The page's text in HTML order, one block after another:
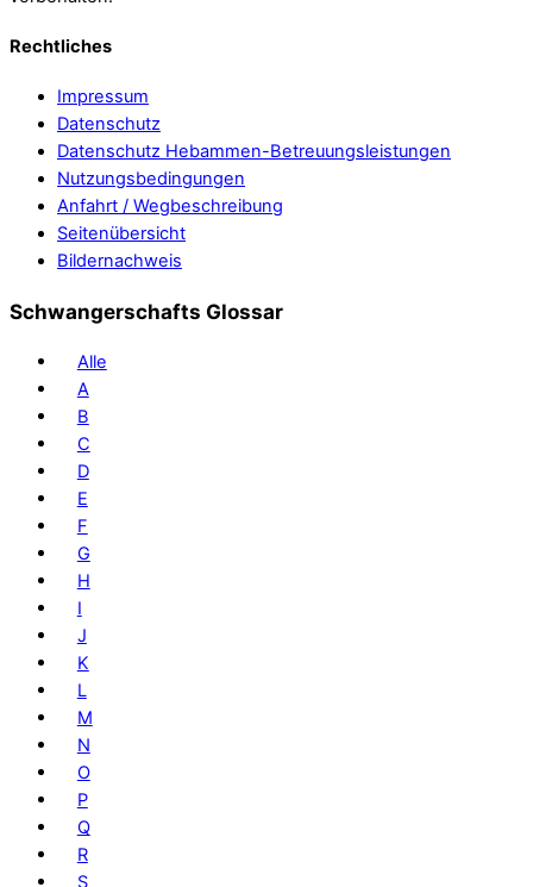
Rechtliches
Impressum
Datenschutz
Datenschutz Hebammen-Betreuungsleistungen
Nutzungsbedingungen
Anfahrt / Wegbeschreibung
Seitenübersicht
Bildernachweis
Schwangerschafts Glossar
Alle
A
B
C
D
E
F
G
H
I
J
K
L
M
N
O
P
Q
R
S